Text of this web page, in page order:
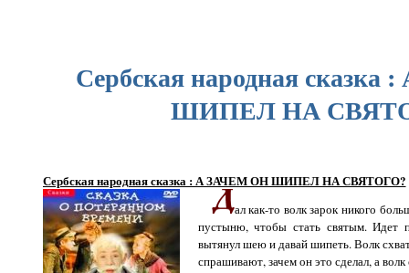
Сербская народная
ШИПЕЛ НА
Сербская народная сказка : А ЗАЧЕМ ОН ШИПЕЛ НА СВЯТОГО?
ал как-то волк зарок никого
пустыню, чтобы стать святым. Идет
вытянул шею и давай шипеть. Волк
спрашивают, зачем он это сделал, а волк